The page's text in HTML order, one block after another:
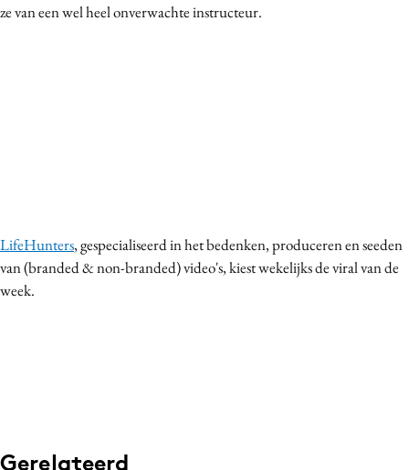
Craft
Interne communicatie
Martech
Reputatie & crisis
ze van een wel heel onverwachte instructeur.
LifeHunters, gespecialiseerd in het bedenken, produceren en seeden
van (branded & non-branded) video's, kiest wekelijks de viral van de
week.
Gerelateerd